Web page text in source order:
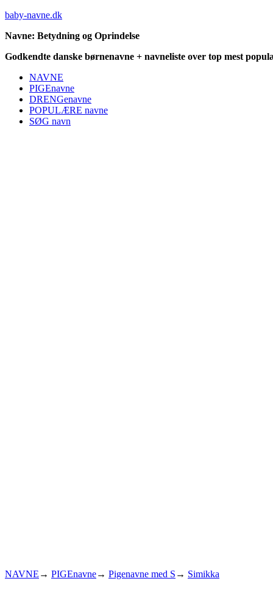
baby-navne.dk
Navne: Betydning og Oprindelse
Godkendte danske børnenavne + navneliste over top mest
NAVNE
PIGEnavne
DRENGenavne
POPULÆRE navne
SØG navn
NAVNE → PIGEnavne→ Pigenavne med S → Simikka